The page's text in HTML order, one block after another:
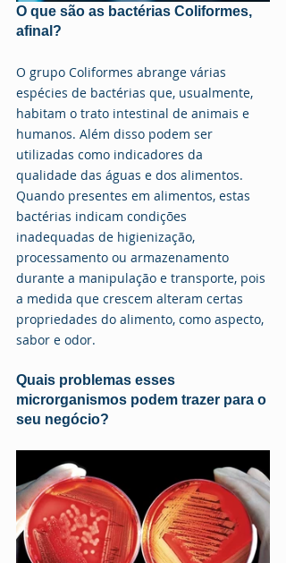
O que são as bactérias Coliformes,
afinal?
O grupo Coliformes abrange várias
espécies de bactérias que, usualmente,
habitam o trato intestinal de animais e
humanos. Além disso podem ser
utilizadas como indicadores da
qualidade das águas e dos alimentos.
Quando presentes em alimentos, estas
bactérias indicam condições
inadequadas de higienização,
processamento ou armazenamento
durante a manipulação e transporte, pois
a medida que crescem alteram certas
propriedades do alimento, como aspecto,
sabor e odor.
Quais problemas esses
microrganismos podem trazer para o
seu negócio?